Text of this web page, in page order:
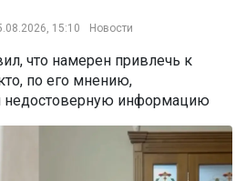
15:10 Новости
что намерен привлечь к
по его мнению,
недостоверную информацию